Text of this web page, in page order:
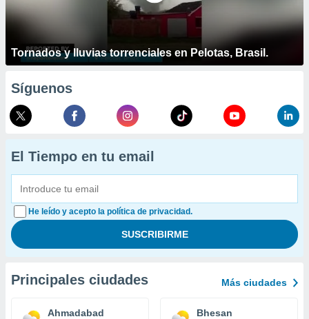
Tornados y lluvias torrenciales en Pelotas, Brasil.
Síguenos
El Tiempo en tu email
He leído y acepto la política de privacidad.
Principales ciudades Más ciudades
Ahmadabad Bhesan